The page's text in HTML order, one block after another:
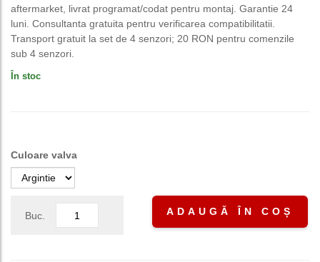
aftermarket, livrat programat/codat pentru montaj. Garantie 24
luni. Consultanta gratuita pentru verificarea compatibilitatii.
Transport gratuit la set de 4 senzori; 20 RON pentru comenzile
sub 4 senzori.
În stoc
Culoare valva
Buc. ADAUGĂ ÎN COȘ